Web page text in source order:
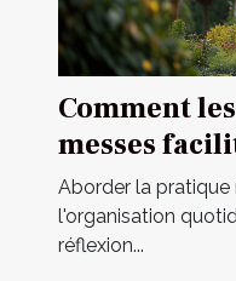
Comment
messes
pratiquants
Aborder la pratique
l'organisation
réflexion...